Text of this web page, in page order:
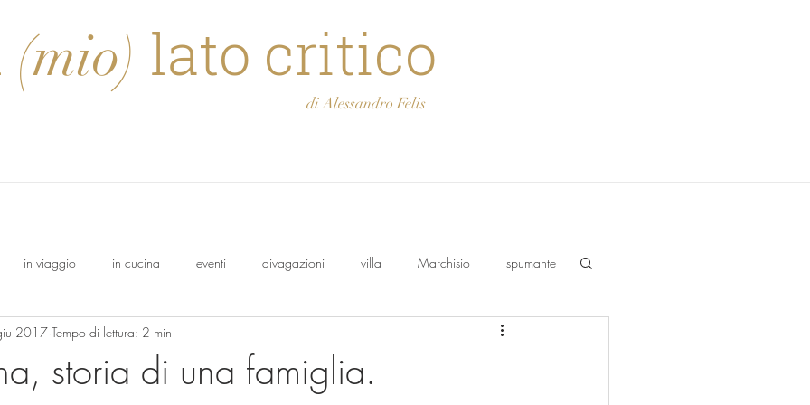
(mio) lato critico
Alessandro Felis
in viaggio in cucina eventi divagazioni villa Marchisio spumante
Osasca Francesco
storia di una famiglia.
2017 Tempo di lettura: 2 min